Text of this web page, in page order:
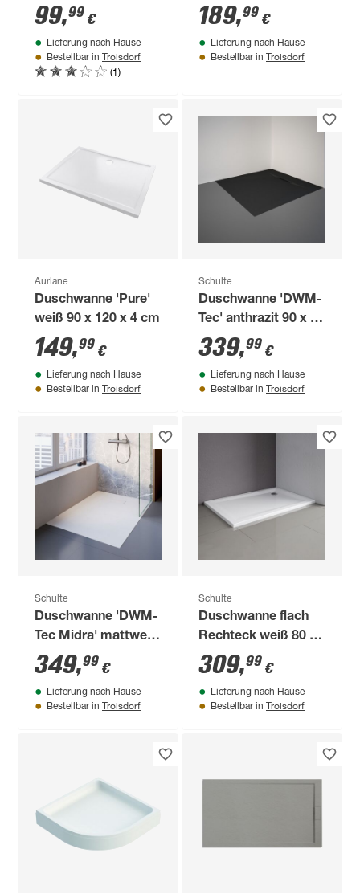
99,99 €
Lieferung nach Hause
Bestellbar in Troisdorf
(1)
189,99 €
Lieferung nach Hause
Bestellbar in Troisdorf
Aurlane
Duschwanne 'Pure'
weiß 90 x 120 x 4 cm
149,99 €
Lieferung nach Hause
Bestellbar in Troisdorf
Schulte
Duschwanne 'DWM-
Tec' anthrazit 90 x 90
cm
339,99 €
Lieferung nach Hause
Bestellbar in Troisdorf
Schulte
Duschwanne 'DWM-
Tec Midra' mattweiß
mit Steinstruktur 90
x 120 cm
349,99 €
Lieferung nach Hause
Bestellbar in Troisdorf
Schulte
Duschwanne flach
Rechteck weiß 80 x
120 cm
309,99 €
Lieferung nach Hause
Bestellbar in Troisdorf